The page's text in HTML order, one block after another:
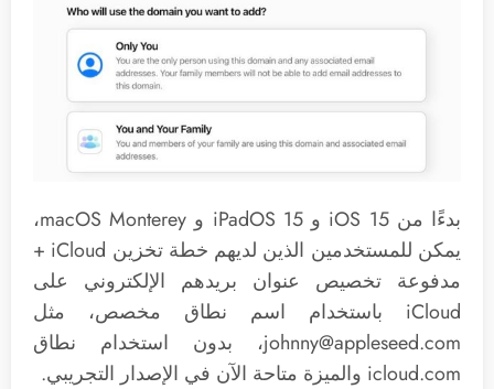
بدءًا من iOS 15 و iPadOS 15 و macOS Monterey،
يمكن للمستخدمين الذين لديهم خطة تخزين iCloud +
مدفوعة تخصيص عنوان بريدهم الإلكتروني على
iCloud باستخدام اسم نطاق مخصص، مثل
johnny@appleseed.com، بدون استخدام نطاق
icloud.com والميزة متاحة الآن في الإصدار التجريبي.